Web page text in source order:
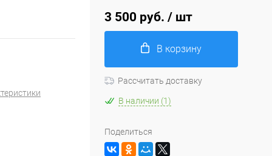
3 500 руб. / шт
В корзину
Рассчитать доставку
В наличии (1)
Поделиться